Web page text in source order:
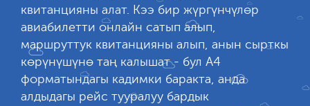
квитанцияны алат. Кээ бир жүргүнчүлөр
авиабилетти онлайн сатып алып,
маршруттук квитанцияны алып, анын сырткы
көрүнүшүнө таң калышат - бул А4
форматындагы кадимки баракта, анда
алдыдагы рейс тууралуу бардык